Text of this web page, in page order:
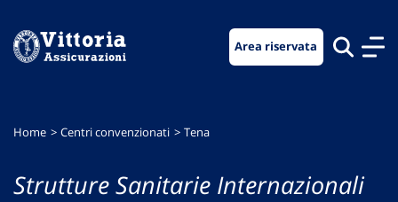
menu
contenuto
footer
Area riservata
Home Centri convenzionati Tena
Strutture Sanitarie Internazionali